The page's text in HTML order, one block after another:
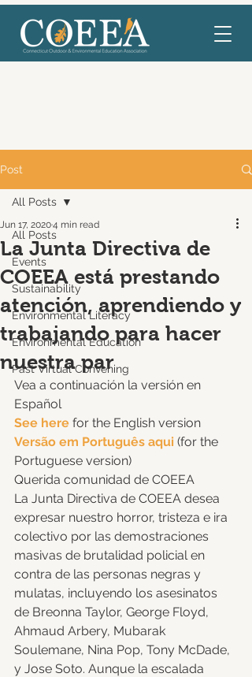
Post
All Posts
Events
Sustainability
Environmental Literacy
Environmental Education
Past Virtual Convening
All Posts
La Junta Directiva de
COEEA está prestando
atención, aprendiendo y
trabajando para hacer
nuestra par
Jun 17, 20204 min read
Vea a continuación la versión en
Español
See here for the English version
Versão em Português aqui (for the
Portuguese version)
Querida comunidad de COEEA
La Junta Directiva de COEEA desea
expresar nuestro horror, tristeza e ira
colectivo por las demostraciones
masivas de brutalidad policial en
contra de las personas negras y
mulatas, incluyendo los asesinatos
de Breonna Taylor, George Floyd,
Ahmaud Arbery, Mubarak
Soulemane, Nina Pop, Tony McDade,
y Jose Soto. Aunque la escalada